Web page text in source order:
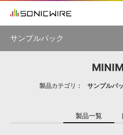
鏡音リン・レン V4X
KAITO V3
VOCALOID
ELECTRONICA
EDM
サンプルパック
製品カテゴリ： サンプルパ
製品一覧